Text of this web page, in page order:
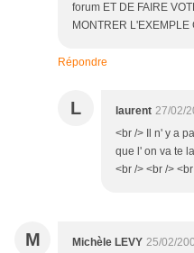
forum ET DE FAIRE
MONTRER L'EXEMPLE
Répondre
L laurent 27/02/
<br /> Il n' y a
que l' on va te
<br /> <br />
M Michèle LEVY 25/02/